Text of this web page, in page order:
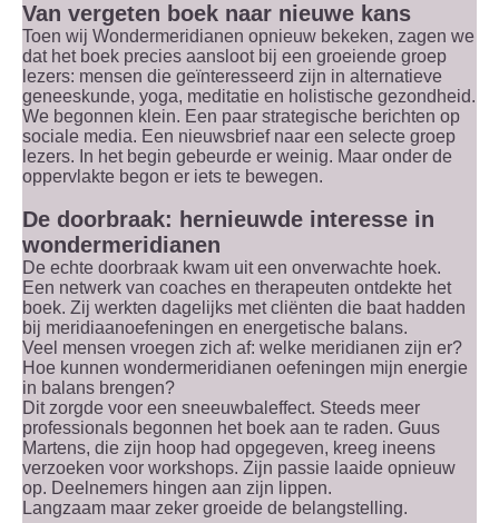
Van vergeten boek naar nieuwe kans
Toen wij Wondermeridianen opnieuw bekeken, zagen we
dat het boek precies aansloot bij een groeiende groep
lezers: mensen die geïnteresseerd zijn in alternatieve
geneeskunde, yoga, meditatie en holistische gezondheid.
We begonnen klein. Een paar strategische berichten op
sociale media. Een nieuwsbrief naar een selecte groep
lezers. In het begin gebeurde er weinig. Maar onder de
oppervlakte begon er iets te bewegen.
De doorbraak: hernieuwde interesse in
wondermeridianen
De echte doorbraak kwam uit een onverwachte hoek.
Een netwerk van coaches en therapeuten ontdekte het
boek. Zij werkten dagelijks met cliënten die baat hadden
bij meridiaanoefeningen en energetische balans.
Veel mensen vroegen zich af: welke meridianen zijn er?
Hoe kunnen wondermeridianen oefeningen mijn energie
in balans brengen?
Dit zorgde voor een sneeuwbaleffect. Steeds meer
professionals begonnen het boek aan te raden. Guus
Martens, die zijn hoop had opgegeven, kreeg ineens
verzoeken voor workshops. Zijn passie laaide opnieuw
op. Deelnemers hingen aan zijn lippen.
Langzaam maar zeker groeide de belangstelling.